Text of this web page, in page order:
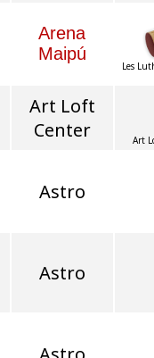
Arena
Maipú
Les
Art Loft
Center
Art
Astro
Astro